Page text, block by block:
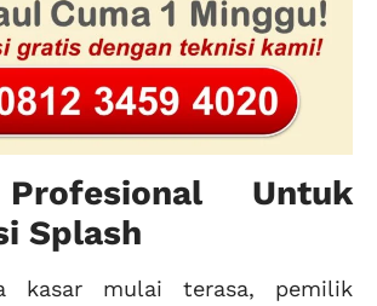
Untuk
Splash
kasar mulai terasa, pemilik